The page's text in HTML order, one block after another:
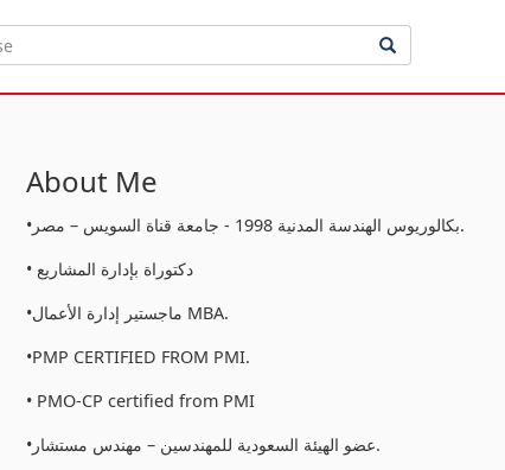
About Me
•بكالوريوس الهندسة المدنية 1998 - جامعة قناة السويس – مصر.
• دكتوراة بإدارة المشاريع
•ماجستير إدارة الأعمال MBA.
•PMP CERTIFIED FROM PMI.
• PMO-CP certified from PMI
•عضو الهيئة السعودية للمهندسين – مهندس مستشار.